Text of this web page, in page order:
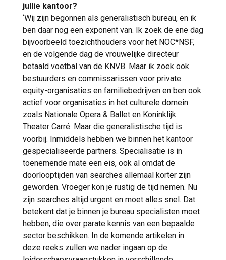
jullie kantoor?
‘Wij zijn begonnen als generalistisch bureau, en ik
ben daar nog een exponent van. Ik zoek de ene dag
bijvoorbeeld toezichthouders voor het NOC*NSF,
en de volgende dag de vrouwelijke directeur
betaald voetbal van de KNVB. Maar ik zoek ook
bestuurders en commissarissen voor private
equity-organisaties en familiebedrijven en ben ook
actief voor organisaties in het culturele domein
zoals Nationale Opera & Ballet en Koninklijk
Theater Carré. Maar die generalistische tijd is
voorbij. Inmiddels hebben we binnen het kantoor
gespecialiseerde partners. Specialisatie is in
toenemende mate een eis, ook al omdat de
doorlooptijden van searches allemaal korter zijn
geworden. Vroeger kon je rustig de tijd nemen. Nu
zijn searches altijd urgent en moet alles snel. Dat
betekent dat je binnen je bureau specialisten moet
hebben, die over parate kennis van een bepaalde
sector beschikken. In de komende artikelen in
deze reeks zullen we nader ingaan op de